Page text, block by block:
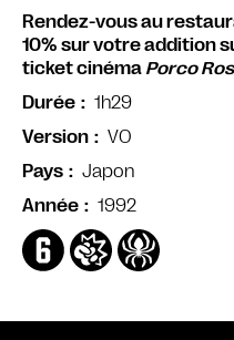
Rendez-vous au
10% sur votre addition
ticket cinéma Porco
Durée
1h29
Version
VO
Pays
Japon
Année
1992